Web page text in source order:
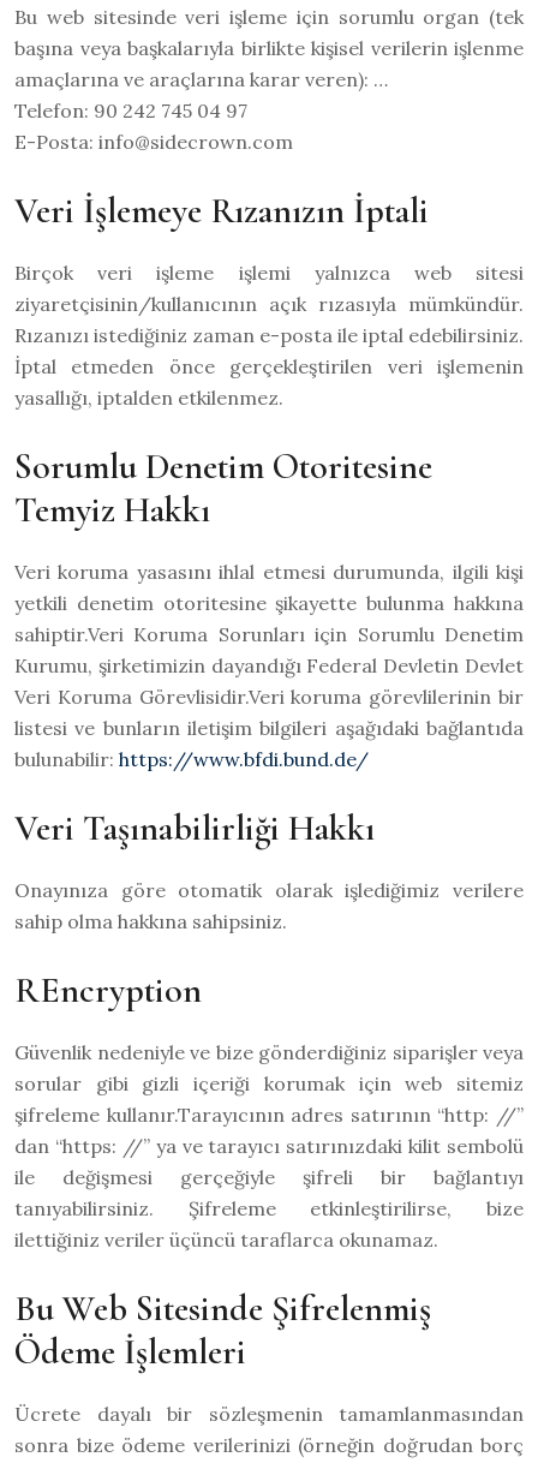
Bu web sitesinde veri işleme için sorumlu organ (tek
başına veya başkalarıyla birlikte kişisel verilerin işlenme
amaçlarına ve araçlarına karar veren): …
Telefon: 90 242 745 04 97
E-Posta: info@sidecrown.com
Veri İşlemeye Rızanızın İptali
Birçok veri işleme işlemi yalnızca web sitesi
ziyaretçisinin/kullanıcının açık rızasıyla mümkündür.
Rızanızı istediğiniz zaman e-posta ile iptal edebilirsiniz.
İptal etmeden önce gerçekleştirilen veri işlemenin
yasallığı, iptalden etkilenmez.
Sorumlu Denetim Otoritesine
Temyiz Hakkı
Veri koruma yasasını ihlal etmesi durumunda, ilgili kişi
yetkili denetim otoritesine şikayette bulunma hakkına
sahiptir.Veri Koruma Sorunları için Sorumlu Denetim
Kurumu, şirketimizin dayandığı Federal Devletin Devlet
Veri Koruma Görevlisidir.Veri koruma görevlilerinin bir
listesi ve bunların iletişim bilgileri aşağıdaki bağlantıda
bulunabilir: https://www.bfdi.bund.de/
Veri Taşınabilirliği Hakkı
Onayınıza göre otomatik olarak işlediğimiz verilere
sahip olma hakkına sahipsiniz.
REncryption
Güvenlik nedeniyle ve bize gönderdiğiniz siparişler veya
sorular gibi gizli içeriği korumak için web sitemiz
şifreleme kullanır.Tarayıcının adres satırının “http: //”
dan “https: //” ya ve tarayıcı satırınızdaki kilit sembolü
ile değişmesi gerçeğiyle şifreli bir bağlantıyı
tanıyabilirsiniz. Şifreleme etkinleştirilirse, bize
ilettiğiniz veriler üçüncü taraflarca okunamaz.
Bu Web Sitesinde Şifrelenmiş
Ödeme İşlemleri
Ücrete dayalı bir sözleşmenin tamamlanmasından
sonra bize ödeme verilerinizi (örneğin doğrudan borç